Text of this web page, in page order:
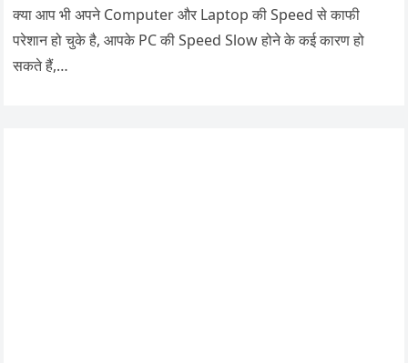
क्या आप भी अपने Computer और Laptop की Speed से काफी
परेशान हो चुके है, आपके PC की Speed Slow होने के कई कारण हो
सकते हैं,…